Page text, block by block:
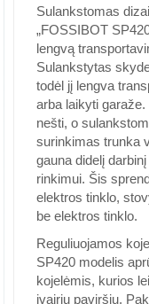
Sulankstomas
„FOSSIBOT
lengvą
Sulankstytas
todėl jį lengva
arba laikyti
nešti, o
surinkimas trunka
gauna didelį
rinkimui. Šis
elektros tinklo,
be elektros tinklo.
Reguliuojamos
SP420 modelis
kojelėmis, kurios
įvairių paviršių.